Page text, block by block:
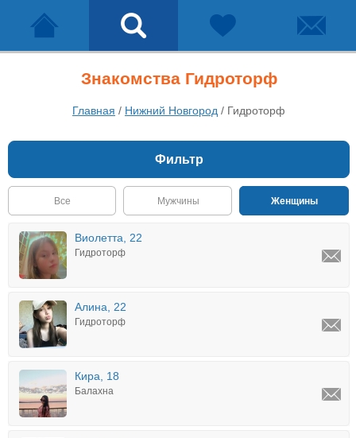
Знакомства Гидроторф
Главная / Нижний Новгород / Гидроторф
Фильтр
Все Мужчины Женщины
Виолетта, 22
Гидроторф
Алина, 22
Гидроторф
Кира, 18
Балахна